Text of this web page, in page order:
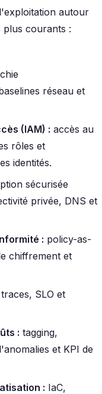
autour
plus courants :
réseau et
(IAM) : accès au
rôles et
identités.
sécurisée
privée, DNS et
: policy-as-
chiffrement et
SLO et
: tagging,
et KPI de
: IaC,